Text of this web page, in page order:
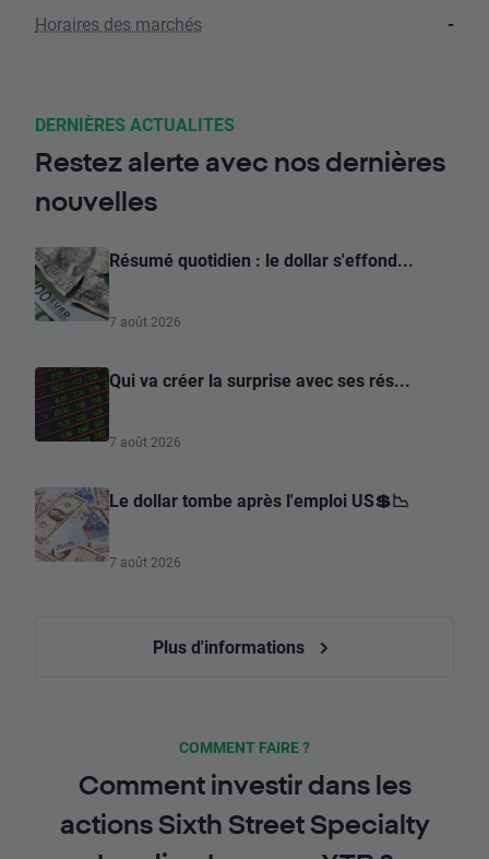
Horaires des marchés -
DERNIÈRES ACTUALITES
Restez alerte avec nos dernières
nouvelles
Résumé quotidien : le dollar s'effond...
7 août 2026
Qui va créer la surprise avec ses rés...
7 août 2026
Le dollar tombe après l'emploi US💲📉
7 août 2026
Plus d'informations
COMMENT FAIRE ?
Comment investir dans les
actions Sixth Street Specialty